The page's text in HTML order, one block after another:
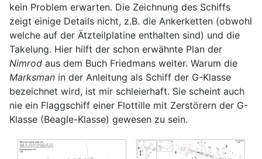
kein Problem erwarten. Die Zeichnung des Schiffs
zeigt einige Details nicht, z.B. die Ankerketten (obwohl
welche auf der Ätzteilplatine enthalten sind) und die
Takelung. Hier hilft der schon erwähnte Plan der
Nimrod aus dem Buch Friedmans weiter. Warum die
Marksman in der Anleitung als Schiff der G-Klasse
bezeichnet wird, ist mir schleierhaft. Sie scheint auch
nie ein Flaggschiff einer Flottille mit Zerstörern der G-
Klasse (Beagle-Klasse) gewesen zu sein.